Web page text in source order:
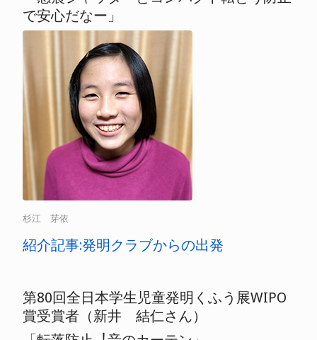
で安心だなー」
杉江 芽依
紹介記事:発明クラブからの出発
第80回全日本学生児童発明くふう展WIPO
賞受賞者（新井 結仁さん）